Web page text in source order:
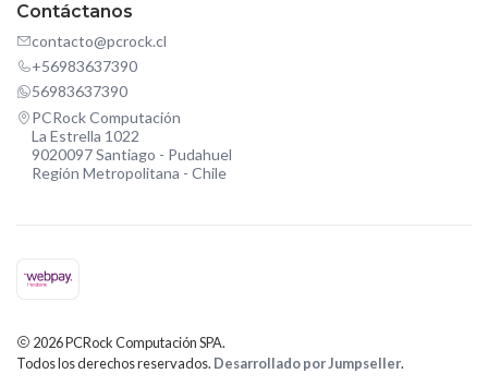
Contáctanos
contacto@pcrock.cl
+56983637390
56983637390
PCRock Computación
La Estrella 1022
9020097 Santiago - Pudahuel
Región Metropolitana - Chile
2026 PCRock Computación SPA.
Todos los derechos reservados. Desarrollado por Jumpseller.